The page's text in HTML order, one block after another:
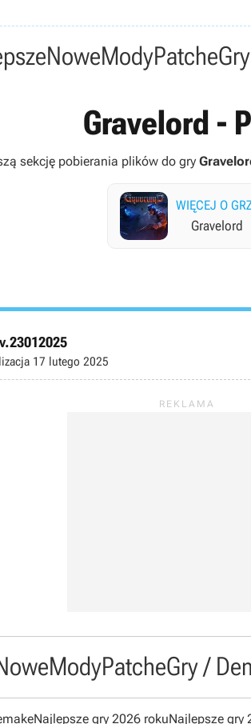
NoweModyPatche
Gravelord -
sekcję pobierania plików do gry
WIĘCEJ O
Gravelord
17 lutego 2025
ModyPatcheGry /
Najlepsze gry 2026 rokuNajlepsze gry